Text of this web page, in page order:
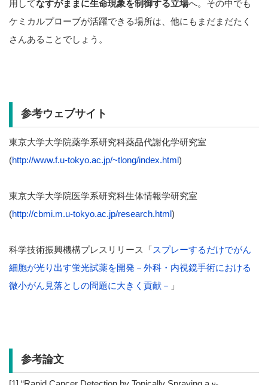
用してなすがままに生命現象を制御する立場へ。その中でも
ケミカルプローブが活躍できる場所は、他にもまだまだたく
さんあることでしょう。
参考ウェブサイト
東京大学大学院薬学系研究科薬品代謝化学研究室
(http://www.f.u-tokyo.ac.jp/~tlong/index.html)
東京大学大学院医学系研究科生体情報学研究室
(http://cbmi.m.u-tokyo.ac.jp/research.html)
科学技術振興機構プレスリリース「スプレーするだけでがん
細胞が光り出す蛍光試薬を開発－外科・内視鏡手術における
微小がん見落としの問題に大きく貢献－ 」
参考論文